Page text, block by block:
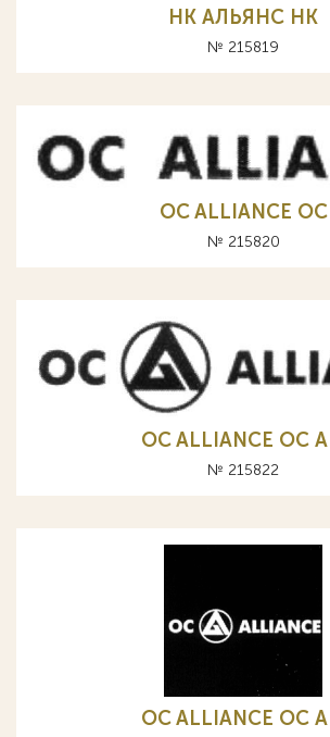
НК АЛЬЯНС HK
№ 215819
OC ALLIANCE ОС
№ 215820
OC ALLIANCE ОС
№ 215822
OC ALLIANCE ОС